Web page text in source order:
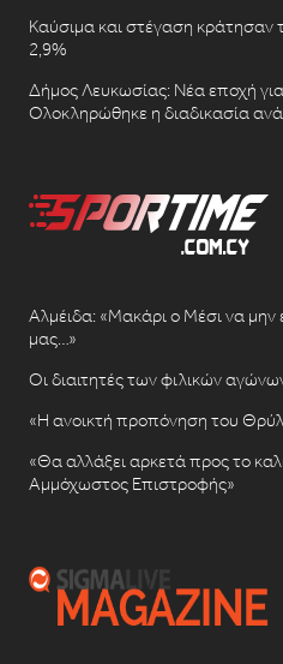
Καύσιμα και στέγαση κράτησαν
2,9%
Δήμος Λευκωσίας: Νέα εποχή
Ολοκληρώθηκε η διαδικασία
Αλμέιδα: «Μακάρι ο Μέσι να μην
μας…»
Οι διαιτητές των φιλικών
«Η ανοικτή προπόνηση του
«Θα αλλάξει αρκετά προς το
Αμμόχωστος Επιστροφής»